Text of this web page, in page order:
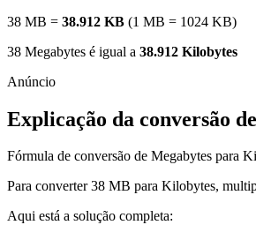
38 MB = 38.912 KB (1 MB = 1024 KB)
38 Megabytes é igual a 38.912 Kilobytes
Explicação da conversão
Fórmula de conversão de Megabytes para
Para converter 38 MB para Kilobytes,
Aqui está a solução completa: